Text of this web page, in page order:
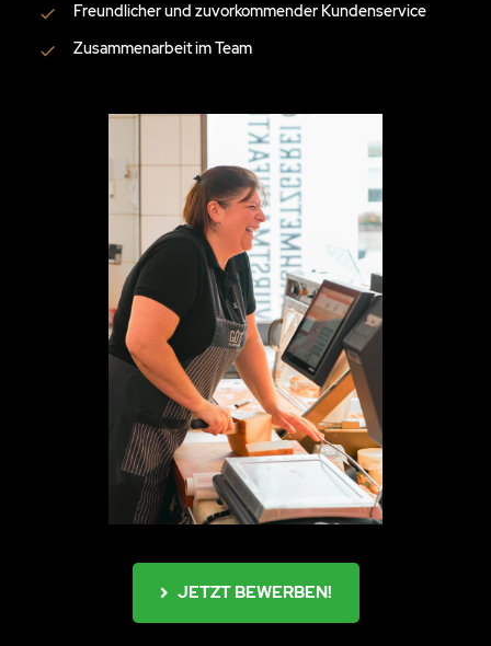
Freundlicher und zuvorkommender Kundenservice
Zusammenarbeit im Team
JETZT BEWERBEN!